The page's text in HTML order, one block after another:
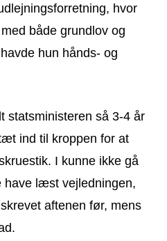
hvor
både grundlov og
hun hånds- og
statsministeren så 3-4 år
ind til kroppen for at
I kunne ikke gå
have læst vejledningen,
aftenen før, mens